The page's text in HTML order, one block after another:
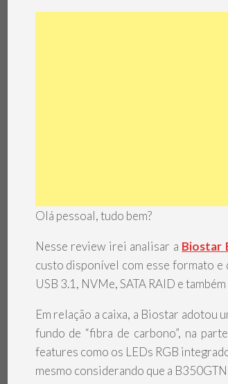
Olá pessoal, tudo bem?
Nesse review irei analisar a Biostar
custo disponível com esse formato e
USB 3.1, NVMe, SATA RAID e
Em relação a caixa, a Biostar adotou
fundo de “fibra de carbono”, na
features como os LEDs RGB
mesmo considerando que a B350GTN